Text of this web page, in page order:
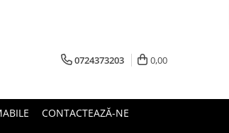
0724373203 0,00
CONTACTEAZĂ-NE